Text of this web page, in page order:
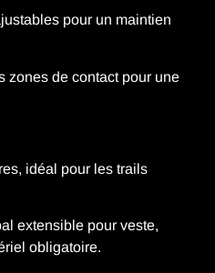
pour un maintien
zones de contact pour une
idéal pour les trails
extensible pour veste,
obligatoire.